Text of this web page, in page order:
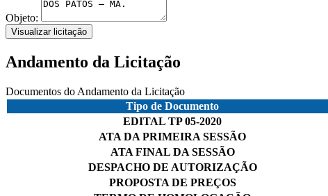
Objeto:
Visualizar licitação
Andamento da Licitação
Documentos do Andamento da Licitação
Tipo de Documento
EDITAL TP 05-2020
ATA DA PRIMEIRA SESSÃO
ATA FINAL DA SESSÃO
DESPACHO DE AUTORIZAÇÃO
PROPOSTA DE PREÇOS